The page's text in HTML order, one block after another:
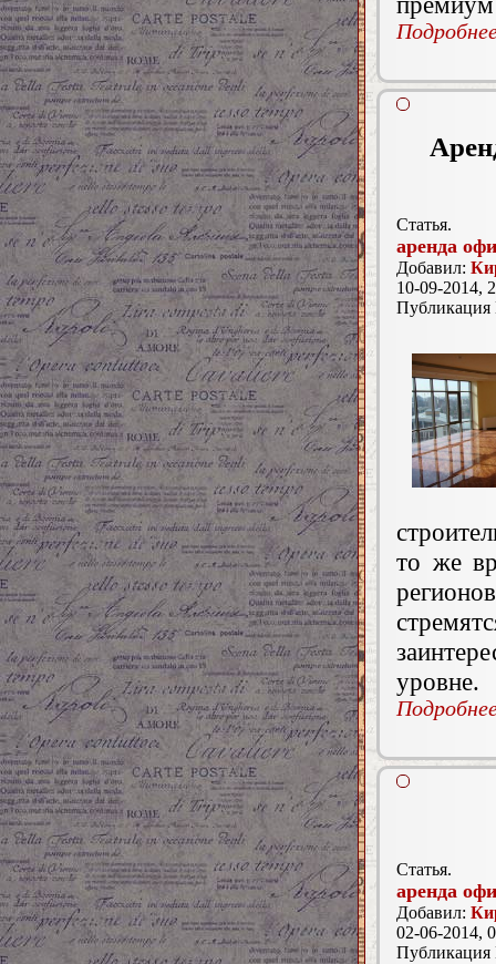
Статья.
аренда
Добавил:
10-09-2014,
то же
уровне.
Статья.
аренда
Добавил:
02-06-2014,